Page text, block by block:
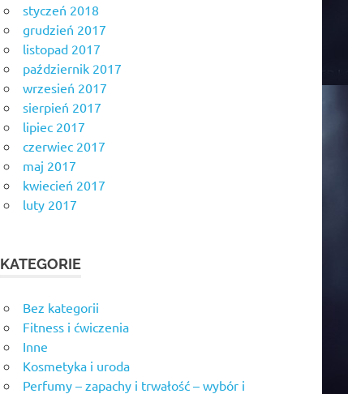
styczeń 2018
grudzień 2017
listopad 2017
październik 2017
wrzesień 2017
sierpień 2017
lipiec 2017
czerwiec 2017
maj 2017
kwiecień 2017
luty 2017
KATEGORIE
Bez kategorii
Fitness i ćwiczenia
Inne
Kosmetyka i uroda
Perfumy – zapachy i trwałość – wybór i